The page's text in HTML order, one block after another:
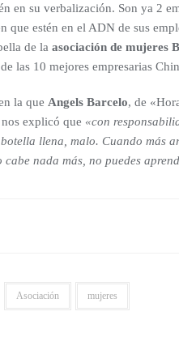
en su verbalización. Son ya 2
que estén en el ADN de sus
de la asociación de mujeres
las 10 mejores empresarias
la que Angels Barcelo, de
explicó que «con
llena, malo. Cuando más
nada más, no puedes
Asociación mujeres